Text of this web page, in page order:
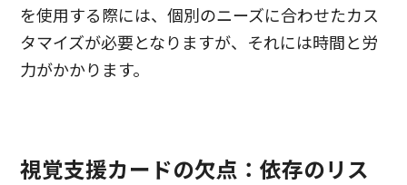
を使用する際には、個別のニーズに合わせたカス
タマイズが必要となりますが、それには時間と労
力がかかります。
視覚支援カードの欠点：依存のリス